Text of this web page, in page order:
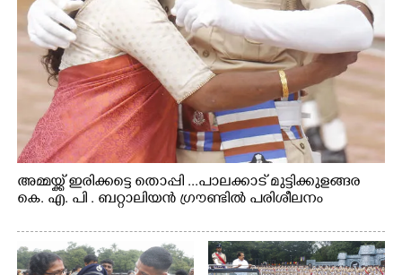
അമ്മയ്ക്ക് ഇരിക്കട്ടെ തൊപ്പി ...പാലക്കാട് മുട്ടിക്കുളങ്ങര
കെ. എ. പി . ബറ്റാലിയൻ ഗ്രൗണ്ടിൽ പരിശീലനം